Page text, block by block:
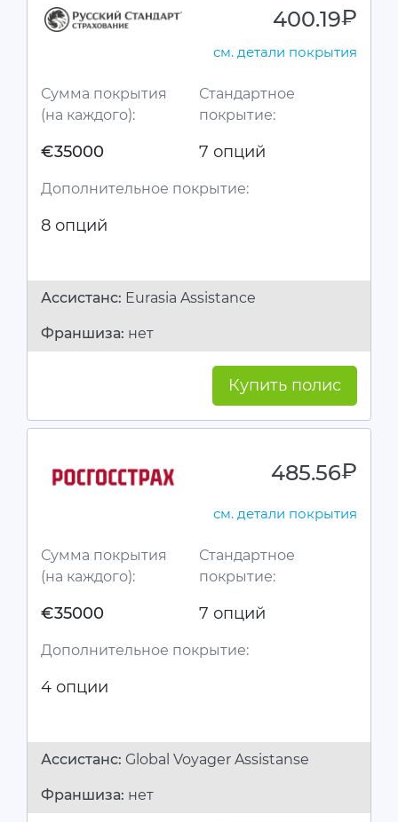
400.19руб.
см. детали покрытия
Сумма покрытия
(на каждого):
€35000
Стандартное
покрытие:
7 опций
Дополнительное покрытие:
8 опций
Ассистанc: Eurasia Assistance
Франшиза: нет
Купить полис
485.56руб.
см. детали покрытия
Сумма покрытия
(на каждого):
€35000
Стандартное
покрытие:
7 опций
Дополнительное покрытие:
4 опции
Ассистанc: Global Voyager Assistanse
Франшиза: нет